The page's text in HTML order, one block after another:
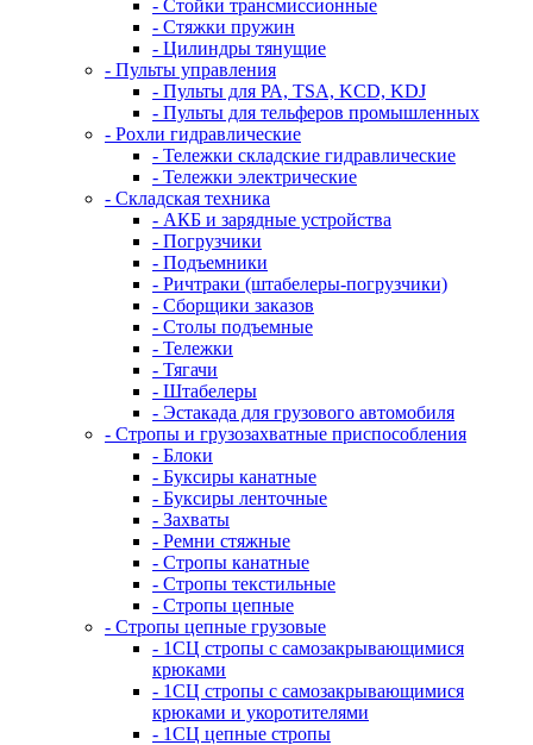
- Стойки трансмиссионные
- Стяжки пружин
- Цилиндры тянущие
- Пульты управления
- Пульты для РА, TSA, KCD, KDJ
- Пульты для тельферов промышленных
- Рохли гидравлические
- Тележки складские гидравлические
- Тележки электрические
- Складская техника
- АКБ и зарядные устройства
- Погрузчики
- Подъемники
- Ричтраки (штабелеры-погрузчики)
- Сборщики заказов
- Столы подъемные
- Тележки
- Тягачи
- Штабелеры
- Эстакада для грузового автомобиля
- Стропы и грузозахватные приспособления
- Блоки
- Буксиры канатные
- Буксиры ленточные
- Захваты
- Ремни стяжные
- Стропы канатные
- Стропы текстильные
- Стропы цепные
- Стропы цепные грузовые
- 1СЦ стропы с самозакрывающимися
крюками
- 1СЦ стропы с самозакрывающимися
крюками и укоротителями
- 1СЦ цепные стропы